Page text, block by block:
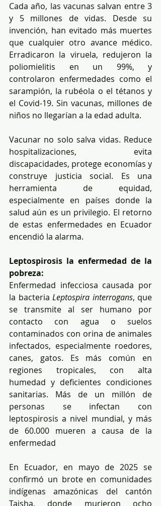
Cada año, las vacunas salvan entre 3
y 5 millones de vidas. Desde su
invención, han evitado más muertes
que cualquier otro avance médico.
Erradicaron la viruela, redujeron la
poliomielitis en un 99%, y
controlaron enfermedades como el
sarampión, la rubéola o el tétanos y
el Covid-19. Sin vacunas, millones de
niños no llegarían a la edad adulta.
Vacunar no solo salva vidas. Reduce
hospitalizaciones, evita
discapacidades, protege economías y
construye justicia social. Es una
herramienta de equidad,
especialmente en países donde la
salud aún es un privilegio. El retorno
de estas enfermedades en Ecuador
encendió la alarma.
Leptospirosis la enfermedad de la
pobreza:
Enfermedad infecciosa causada por
la bacteria Leptospira interrogans, que
se transmite al ser humano por
contacto con agua o suelos
contaminados con orina de animales
infectados, especialmente roedores,
canes, gatos. Es más común en
regiones tropicales, con alta
humedad y deficientes condiciones
sanitarias. Más de un millón de
personas se infectan con
leptospirosis a nivel mundial, y más
de 60.000 mueren a causa de la
enfermedad
En Ecuador, en mayo de 2025 se
confirmó un brote en comunidades
indígenas amazónicas del cantón
Taisha, donde murieron ocho